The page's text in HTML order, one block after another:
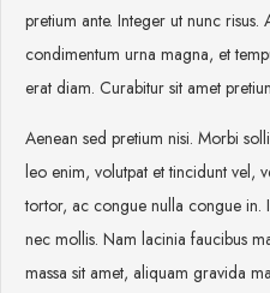
pretium ante. Integer ut nunc
condimentum urna magna, et
erat diam. Curabitur sit amet
Aenean sed pretium nisi. Morbi
leo enim, volutpat et tincidunt vel,
tortor, ac congue nulla congue in.
nec mollis. Nam lacinia faucibus
massa sit amet, aliquam gravida